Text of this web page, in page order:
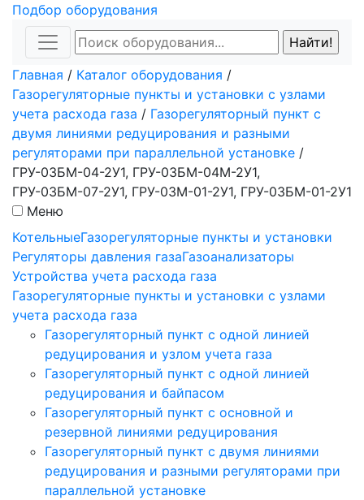
Подбор оборудования
Главная / Каталог оборудования /
Газорегуляторные пункты и установки с узлами
учета расхода газа / Газорегуляторный пункт с
двумя линиями редуцирования и разными
регуляторами при параллельной установке /
ГРУ-03БМ-04-2У1, ГРУ-03БМ-04М-2У1,
ГРУ-03БМ-07-2У1, ГРУ-03М-01-2У1, ГРУ-03БМ-01-2У1
Меню
КотельныеГазорегуляторные пункты и установки
Регуляторы давления газаГазоанализаторы
Устройства учета расхода газа
Газорегуляторные пункты и установки с узлами
учета расхода газа
Газорегуляторный пункт с одной линией
редуцирования и узлом учета газа
Газорегуляторный пункт с одной линией
редуцирования и байпасом
Газорегуляторный пункт c основной и
резервной линиями редуцирования
Газорегуляторный пункт с двумя линиями
редуцирования и разными регуляторами при
параллельной установке